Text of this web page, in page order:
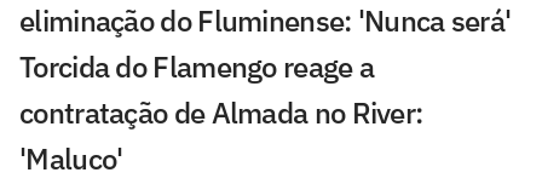
eliminação do Fluminense: 'Nunca será'
Torcida do Flamengo reage a
contratação de Almada no River:
'Maluco'